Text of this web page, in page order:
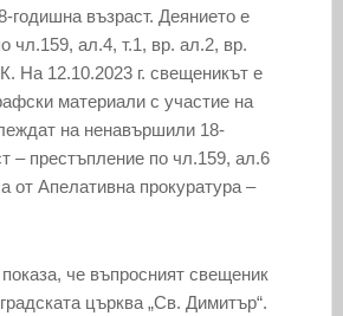
годишна възраст. Деянието е
чл.159, ал.4, т.1, вр. ал.2, вр.
На 12.10.2023 г. свещеникът е
материали с участие на
на ненавършили 18-
– престъпление по чл.159, ал.6
от Апелативна прокуратура –
че въпросният свещеник
църква „Св. Димитър“.